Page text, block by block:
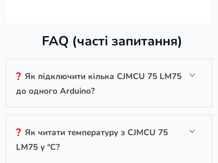
FAQ (часті запитання)
? Як підключити кілька CJMCU 75 LM75
до одного Arduino?
? Як читати температуру з CJMCU 75
LM75 у °C?